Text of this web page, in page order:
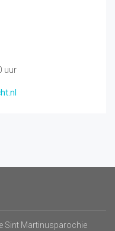
uur
Sint Martinusparochie